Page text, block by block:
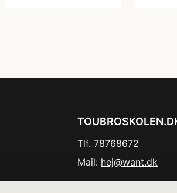
Tlf. 78768672
Mail: hej@want.dk